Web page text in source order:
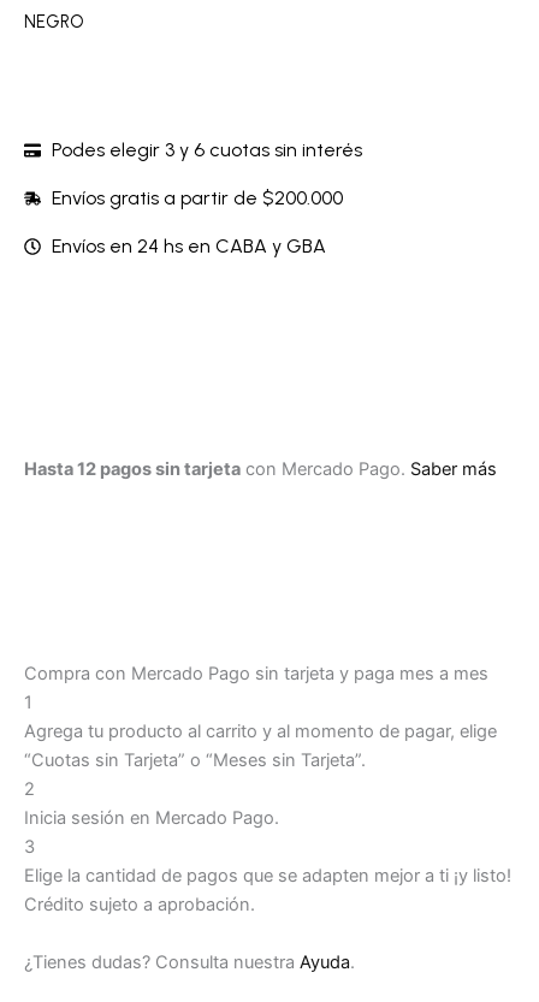
NEGRO
Podes elegir 3 y 6 cuotas sin interés
Envíos gratis a partir de $200.000
Envíos en 24 hs en CABA y GBA
Hasta 12 pagos sin tarjeta con Mercado Pago. Saber más
Compra con Mercado Pago sin tarjeta y paga mes a mes
1
Agrega tu producto al carrito y al momento de pagar, elige
“Cuotas sin Tarjeta” o “Meses sin Tarjeta”.
2
Inicia sesión en Mercado Pago.
3
Elige la cantidad de pagos que se adapten mejor a ti ¡y listo!
Crédito sujeto a aprobación.
¿Tienes dudas? Consulta nuestra Ayuda.